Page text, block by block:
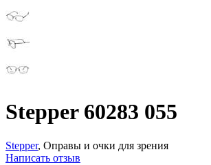
Stepper 60283 055
Stepper, Оправы и очки для зрения
Написать отзыв